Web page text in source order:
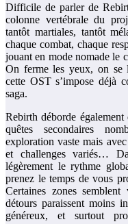
Difficile de parler de
colonne vertébrale du
tantôt martiales, tantôt
chaque combat, chaque
jouant en mode nomade le
On ferme les yeux, on se
cette OST s’impose déjà
saga.
Rebirth déborde
quêtes secondaires
exploration vaste mais
et challenges variés…
légèrement le rythme
prenez le temps de vous
Certaines zones
détours paraissent moins
généreux, et surtout